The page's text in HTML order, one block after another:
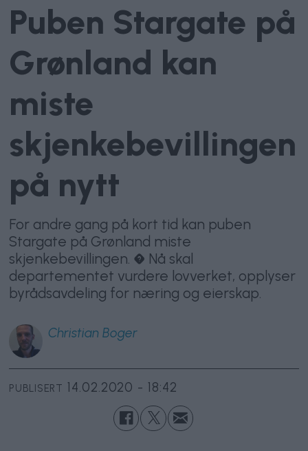
Puben Stargate på
Grønland kan
miste
skjenkebevillingen
på nytt
For andre gang på kort tid kan puben
Stargate på Grønland miste
skjenkebevillingen. � Nå skal
departementet vurdere lovverket, opplyser
byrådsavdeling for næring og eierskap.
Christian Boger
PUBLISERT 14.02.2020 - 18:42